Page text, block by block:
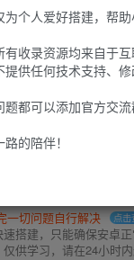
一切问题自行解决 点
搭建，只能确保安卓
供学习，请在24小时内
为个人爱好搭建，帮助
有收录资源均来自于
提供任何技术支持、
题都可以添加官方交流
的陪伴！